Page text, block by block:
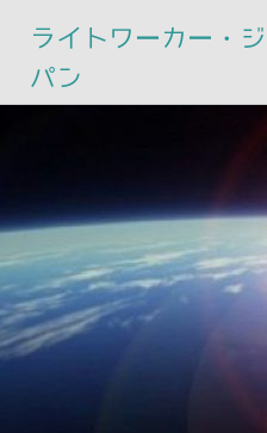
ライトワーカー・
パン